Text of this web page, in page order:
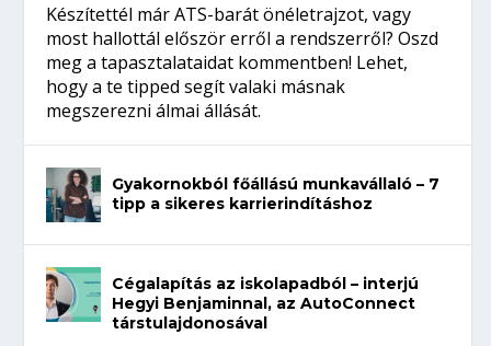
Készítettél már ATS-barát önéletrajzot, vagy
most hallottál először erről a rendszerről? Oszd
meg a tapasztalataidat kommentben! Lehet,
hogy a te tipped segít valaki másnak
megszerezni álmai állását.
Gyakornokból főállású munkavállaló – 7
tipp a sikeres karrierindításhoz
Cégalapítás az iskolapadból – interjú
Hegyi Benjaminnal, az AutoConnect
társtulajdonosával